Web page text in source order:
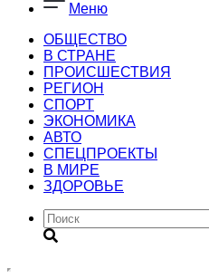
Меню
ОБЩЕСТВО
В СТРАНЕ
ПРОИСШЕСТВИЯ
РЕГИОН
CПОРТ
ЭКОНОМИКА
АВТО
СПЕЦПРОЕКТЫ
В МИРЕ
ЗДОРОВЬЕ